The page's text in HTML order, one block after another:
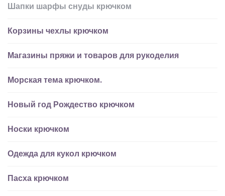
Шапки шарфы снуды крючком
Корзины чехлы крючком
Магазины пряжи и товаров для рукоделия
Морская тема крючком.
Новый год Рождество крючком
Носки крючком
Одежда для кукол крючком
Пасха крючком